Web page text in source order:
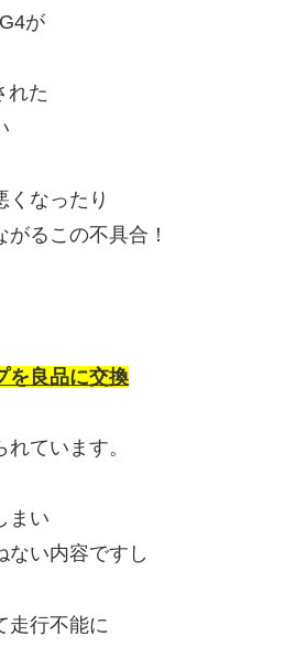
が
れた
くなったり
るこの不具合！
を良品に交換
ています。
まい
ない内容ですし
走行不能に